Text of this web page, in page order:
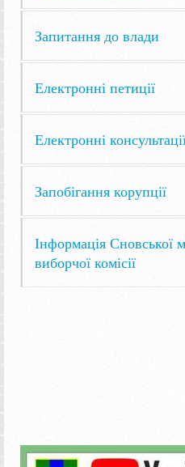
Запитання до влади
Електронні петиції
Електронні
Запобігання корупції
Інформація Сновської
виборчої комісії